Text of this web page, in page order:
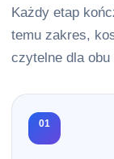
Każdy etap
temu zakres,
czytelne dla obu
01